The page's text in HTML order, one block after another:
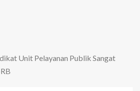
Unit Pelayanan Publik Sangat